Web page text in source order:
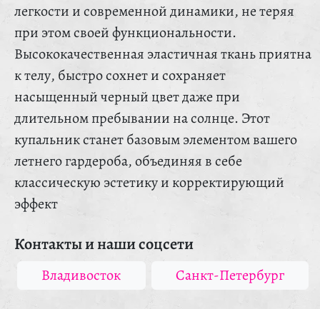
легкости и современной динамики, не теряя
при этом своей функциональности.
Высококачественная эластичная ткань приятна
к телу, быстро сохнет и сохраняет
насыщенный черный цвет даже при
длительном пребывании на солнце. Этот
купальник станет базовым элементом вашего
летнего гардероба, объединяя в себе
классическую эстетику и корректирующий
эффект
Контакты и наши соцсети
Владивосток Санкт-Петербург